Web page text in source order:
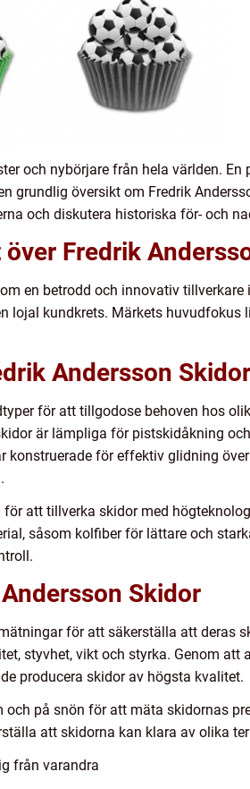
och nybörjare från hela världen.
grundlig översikt om Fredrik
och diskutera historiska för- och
Fredrik
en betrodd och innovativ
lojal kundkrets. Märkets huvudfokus
Andersson Skidor
för att tillgodose behoven hos
är lämpliga för pistskidåkning
för effektiv glidning
att tillverka skidor med
såsom kolfiber för lättare och
Skidor
för att säkerställa att deras
styvhet, vikt och styrka. Genom att
producera skidor av högsta kvalitet.
på snön för att mäta skidornas
att skidorna kan klara av olika
från varandra